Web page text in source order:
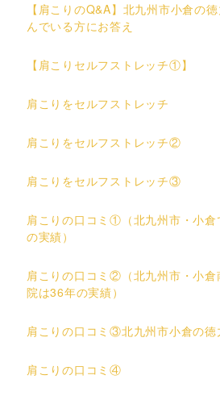
【肩こりのQ&A】北九州市小倉の
んでいる方にお答え
【肩こりセルフストレッチ①】
肩こりをセルフストレッチ
肩こりをセルフストレッチ②
肩こりをセルフストレッチ③
肩こりの口コミ①（北九州市・小
の実績）
肩こりの口コミ②（北九州市・小倉
院は36年の実績）
肩こりの口コミ③北九州市小倉の徳
肩こりの口コミ④